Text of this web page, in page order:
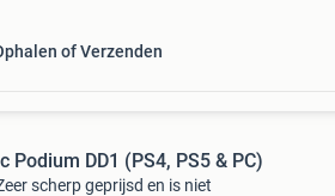
of Verzenden
Podium DD1 (PS4, PS5 & PC)
scherp geprijsd en is niet